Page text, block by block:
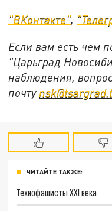
"ВКонтакте",
Если вам есть чем
"Царьград
наблюдения,
почту
ЧИТАЙТЕ ТАКЖЕ:
Технофашисты XXI века